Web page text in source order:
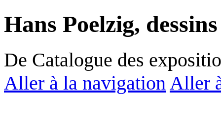
Hans Poelzig,
De Catalogue des
Aller à la navigation Aller